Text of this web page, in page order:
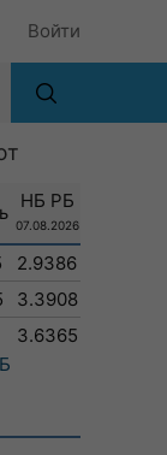
Войти
НБ РБ
07.08.2026
2.9386
3.3908
3.6365